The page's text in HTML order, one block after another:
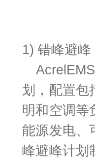
1) 错峰避峰
AcrelEMS
划，配置包
明和空调等
能源发电、
峰避峰计划